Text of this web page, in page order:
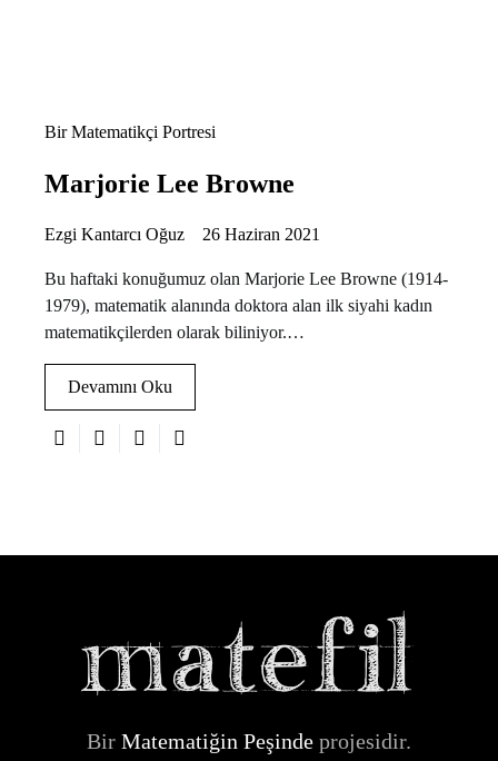
Bir Matematikçi Portresi
Marjorie Lee Browne
Ezgi Kantarcı Oğuz 26 Haziran 2021
Bu haftaki konuğumuz olan Marjorie Lee Browne (1914-
1979), matematik alanında doktora alan ilk siyahi kadın
matematikçilerden olarak biliniyor.…
Devamını Oku
Bir Matematiğin Peşinde projesidir.